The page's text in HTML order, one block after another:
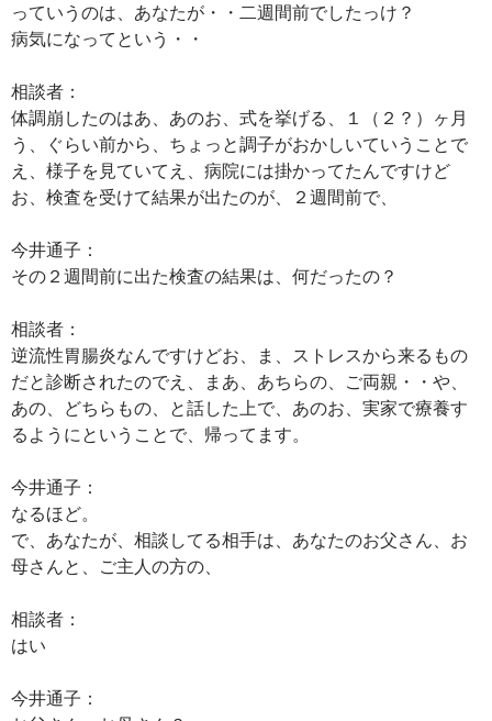
っていうのは、あなたが・・二週間前でしたっけ？
病気になってという・・
相談者：
体調崩したのはあ、あのお、式を挙げる、１（２？）ヶ月
う、ぐらい前から、ちょっと調子がおかしいていうことで
え、様子を見ていてえ、病院には掛かってたんですけど
お、検査を受けて結果が出たのが、２週間前で、
今井通子：
その２週間前に出た検査の結果は、何だったの？
相談者：
逆流性胃腸炎なんですけどお、ま、ストレスから来るもの
だと診断されたのでえ、まあ、あちらの、ご両親・・や、
あの、どちらもの、と話した上で、あのお、実家で療養す
るようにということで、帰ってます。
今井通子：
なるほど。
で、あなたが、相談してる相手は、あなたのお父さん、お
母さんと、ご主人の方の、
相談者：
はい
今井通子：